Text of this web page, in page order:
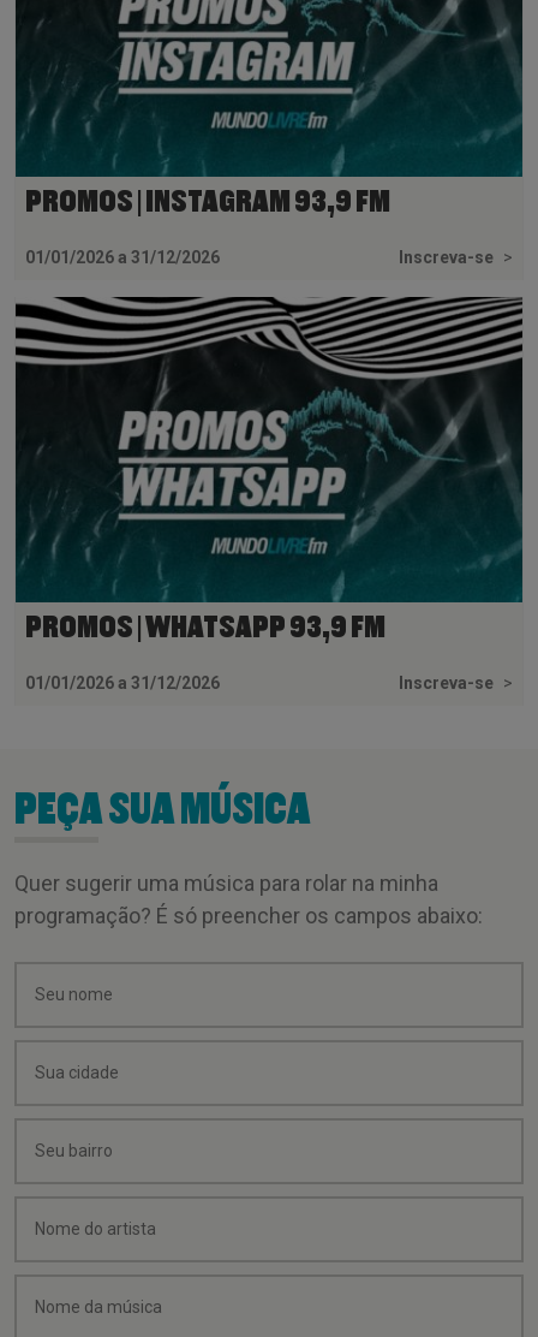
PROMOS | INSTAGRAM 93,9 FM
01/01/2026 a 31/12/2026 Inscreva-se >
PROMOS | WHATSAPP 93,9 FM
01/01/2026 a 31/12/2026 Inscreva-se >
PEÇA SUA MÚSICA
Quer sugerir uma música para rolar na minha
programação? É só preencher os campos abaixo: